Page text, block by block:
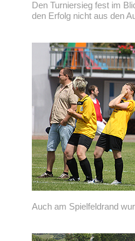
Den Turniersieg fest im
den Erfolg nicht aus den
Auch am Spielfeldrand